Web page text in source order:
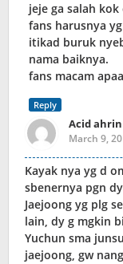
jeje ga salah
fans harusnya
itikad buruk
nama baiknya.
fans macam
Reply
Acid ahrin
March 9,
Kayak nya yg d
sbenernya pgn
Jaejoong yg plg
lain, dy g mgkin
Yuchun sma
jaejoong, gw